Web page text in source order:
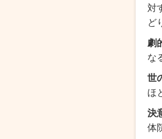
対
ど
劇
な
世
ほ
決
体